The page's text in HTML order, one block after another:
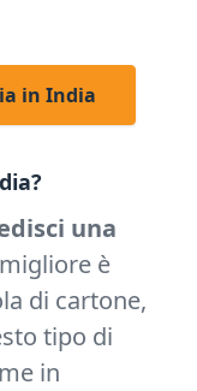
in India
una
è
di cartone,
tipo di
in